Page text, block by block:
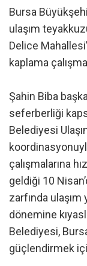
Bursa
ulaşım
Delice
kaplama
Şahin Biba
seferberliği
Belediyesi
çalışmalarına
geldiği 10
zarfında ulaşım
dönemine
Belediyesi,
güçlendirmek